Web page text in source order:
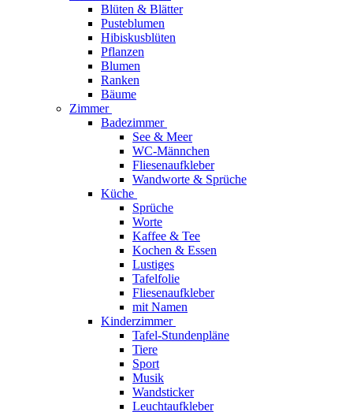
Blüten & Blätter
Pusteblumen
Hibiskusblüten
Pflanzen
Blumen
Ranken
Bäume
Zimmer
Badezimmer
See & Meer
WC-Männchen
Fliesenaufkleber
Wandworte & Sprüche
Küche
Sprüche
Worte
Kaffee & Tee
Kochen & Essen
Lustiges
Tafelfolie
Fliesenaufkleber
mit Namen
Kinderzimmer
Tafel-Stundenpläne
Tiere
Sport
Musik
Wandsticker
Leuchtaufkleber